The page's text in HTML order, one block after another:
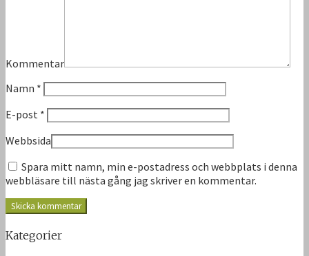
Kommentar
Namn *
E-post *
Webbsida
Spara mitt namn, min e-postadress och webbplats i denna
webbläsare till nästa gång jag skriver en kommentar.
Kategorier